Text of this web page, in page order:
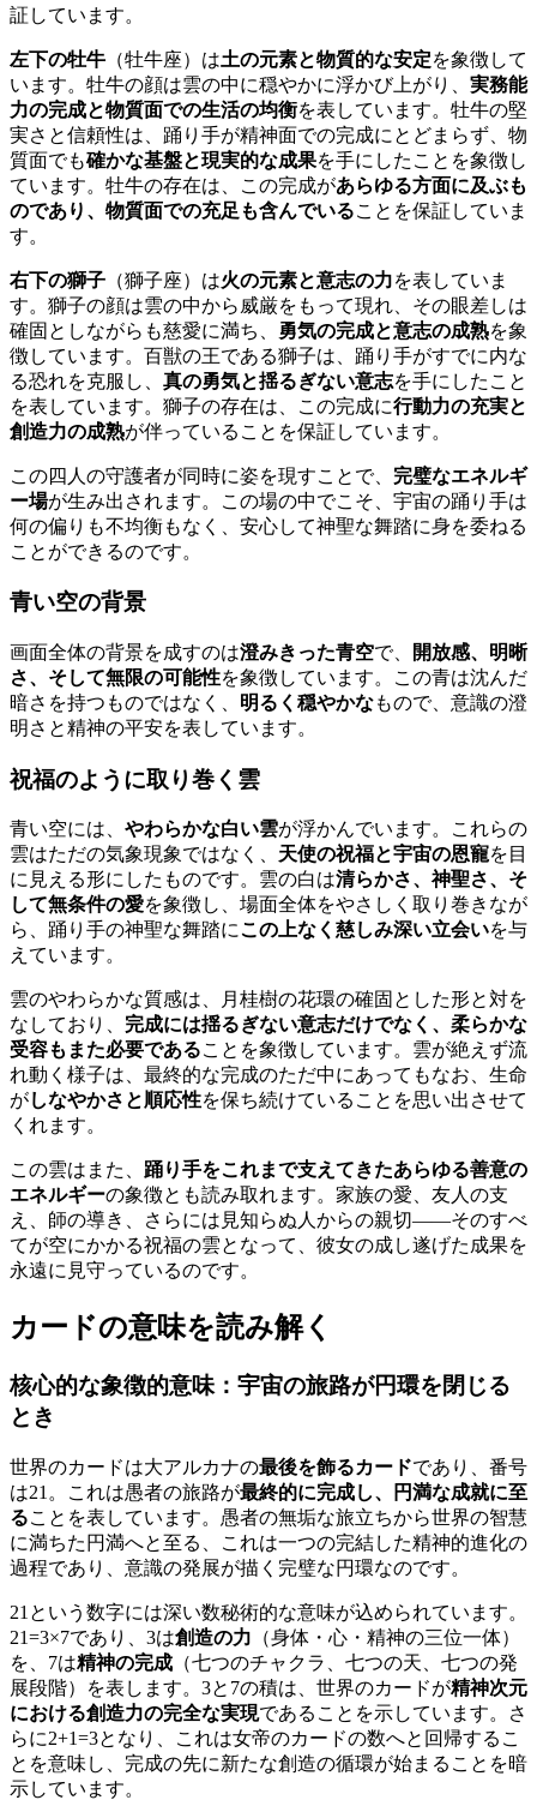
証しています。
左下の牡牛 （牡牛座）は土の元素と物質的な安定を象徴して
います。牡牛の顔は雲の中に穏やかに浮かび上がり、 実務能
力の完成と物質面での生活の均衡を表しています。牡牛の堅
実さと信頼性は、踊り手が精神面での完成にとどまらず、物
質面でも確かな基盤と現実的な成果を手にしたことを象徴し
ています。牡牛の存在は、この完成があらゆる方面に及ぶも
のであり、物質面での充足も含んでいることを保証していま
す。
右下の獅子 （獅子座）は火の元素と意志の力を表していま
す。獅子の顔は雲の中から威厳をもって現れ、その眼差しは
確固としながらも慈愛に満ち、
勇気の完成と意志の成熟を象
徴しています。百獣の王である獅子は、踊り手がすでに内な
る恐れを克服し、 真の勇気と揺るぎない意志を手にしたこと
を表しています。獅子の存在は、この完成に行動力の充実と
創造力の成熟が伴っていることを保証しています。
この四人の守護者が同時に姿を現すことで、 完璧なエネルギ
ー場が生み出されます。この場の中でこそ、宇宙の踊り手は
何の偏りも不均衡もなく、安心して神聖な舞踏に身を委ねる
ことができるのです。
青い空の背景
画面全体の背景を成すのは澄みきった青空で、
開放感、明晰
さ、そして無限の可能性を象徴しています。この青は沈んだ
暗さを持つものではなく、 明るく穏やかなもので、意識の澄
明さと精神の平安を表しています。
祝福のように取り巻く雲
青い空には、 やわらかな白い雲が浮かんでいます。これらの
雲はただの気象現象ではなく、 天使の祝福と宇宙の恩寵を目
に見える形にしたものです。雲の白は清らかさ、神聖さ、そ
して無条件の愛を象徴し、場面全体をやさしく取り巻きなが
ら、踊り手の神聖な舞踏にこの上なく慈しみ深い立会いを与
えています。
雲のやわらかな質感は、月桂樹の花環の確固とした形と対を
なしており、 完成には揺るぎない意志だけでなく、柔らかな
受容もまた必要であることを象徴しています。雲が絶えず流
れ動く様子は、最終的な完成のただ中にあってもなお、生命
がしなやかさと順応性を保ち続けていることを思い出させて
くれます。
この雲はまた、 踊り手をこれまで支えてきたあらゆる善意の
エネルギーの象徴とも読み取れます。家族の愛、友人の支
え、師の導き、さらには見知らぬ人からの親切――そのすべ
てが空にかかる祝福の雲となって、彼女の成し遂げた成果を
永遠に見守っているのです。
カードの意味を読み解く
核心的な象徴的意味：宇宙の旅路が円環を閉じる
とき
世界のカードは大アルカナの最後を飾るカードであり、番号
は21。これは愚者の旅路が最終的に完成し、円満な成就に至
ることを表しています。愚者の無垢な旅立ちから世界の智慧
に満ちた円満へと至る、これは一つの完結した精神的進化の
過程であり、意識の発展が描く完璧な円環なのです。
21という数字には深い数秘術的な意味が込められています。
21=3×7であり、3は創造の力 （身体・心・精神の三位一体）
を、7は精神の完成 （七つのチャクラ、七つの天、七つの発
展段階）を表します。3と7の積は、世界のカードが精神次元
における創造力の完全な実現であることを示しています。さ
らに2+1=3となり、これは女帝のカードの数へと回帰するこ
とを意味し、完成の先に新たな創造の循環が始まることを暗
示しています。